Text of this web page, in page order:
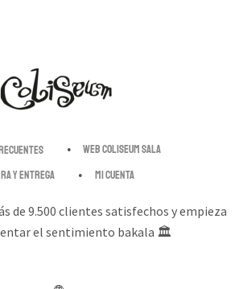
Web Coliseum Sala
y entrega
Mi cuenta
de 9.500 clientes satisfechos y empieza
el sentimiento bakala 🏛️